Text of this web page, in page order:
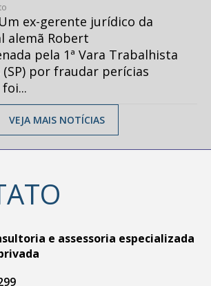
ex-gerente jurídico da
alemã Robert
pela 1ª Vara Trabalhista
(SP) por fraudar perícias
VEJA MAIS NOTÍCIAS
e assessoria especializada